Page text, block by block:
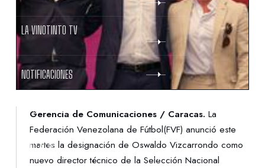
LA VINOTINTO TV
NOTIFICACIONES
CONTACTO
Gerencia de Comunicaciones / Caracas. La
Federación Venezolana de Fútbol(FVF) anunció este
martes la designación de Oswaldo Vizcarrondo como
nuevo director técnico de la Selección Nacional